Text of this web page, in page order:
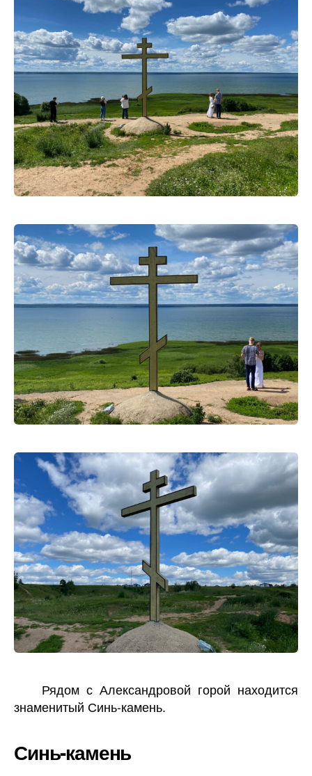
Рядом с Александровой горой находится
знаменитый Синь-камень.
Синь-камень